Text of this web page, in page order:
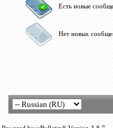
Есть новые
Нет новых